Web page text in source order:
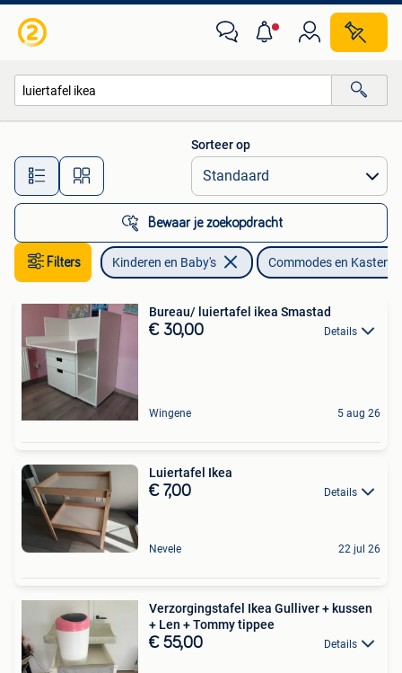
Alle afstanden…
Sorteer op
Bewaar je zoekopdracht
Filters Kinderen en Baby's Commodes en Kasten
Bureau/ luiertafel ikea Smastad
€ 30,00 Details
Wingene 5 aug 26
Luiertafel Ikea
€ 7,00 Details
Nevele 22 jul 26
Verzorgingstafel Ikea Gulliver + kussen
+ Len + Tommy tippee
€ 55,00 Details